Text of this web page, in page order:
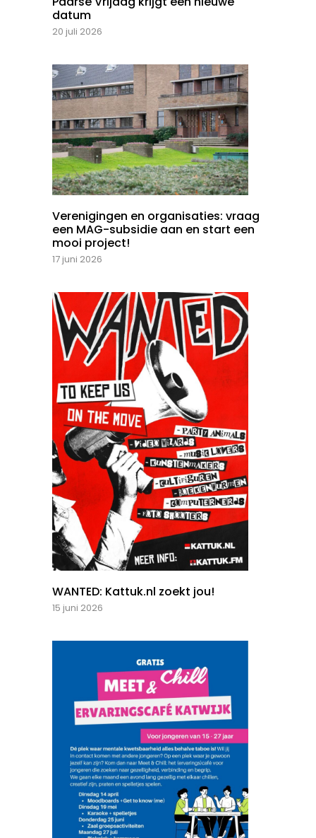
datum
20 juli 2026
Verenigingen en organisaties: vraag
een MAG-subsidie aan en start een
mooi project!
17 juni 2026
WANTED: Kattuk.nl zoekt jou!
15 juni 2026